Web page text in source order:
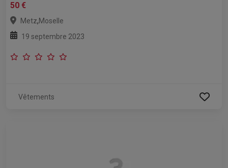
50 €
Metz,Moselle
19 septembre 2023
Vêtements